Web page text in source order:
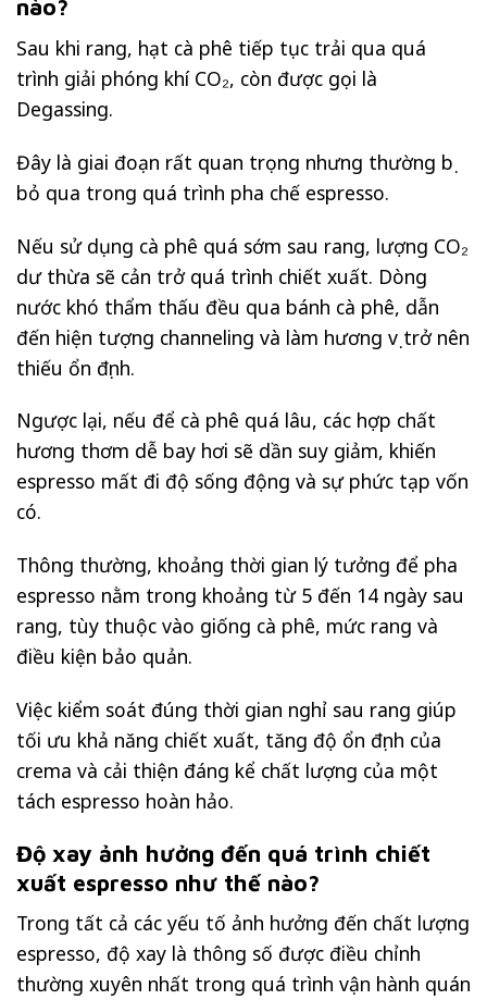
nào?
Sau khi rang, hạt cà phê tiếp tục trải qua quá
trình giải phóng khí CO₂, còn được gọi là
Degassing.
Đây là giai đoạn rất quan trọng nhưng thường bị
bỏ qua trong quá trình pha chế espresso.
Nếu sử dụng cà phê quá sớm sau rang, lượng CO₂
dư thừa sẽ cản trở quá trình chiết xuất. Dòng
nước khó thẩm thấu đều qua bánh cà phê, dẫn
đến hiện tượng channeling và làm hương vị trở nên
thiếu ổn định.
Ngược lại, nếu để cà phê quá lâu, các hợp chất
hương thơm dễ bay hơi sẽ dần suy giảm, khiến
espresso mất đi độ sống động và sự phức tạp vốn
có.
Thông thường, khoảng thời gian lý tưởng để pha
espresso nằm trong khoảng từ 5 đến 14 ngày sau
rang, tùy thuộc vào giống cà phê, mức rang và
điều kiện bảo quản.
Việc kiểm soát đúng thời gian nghỉ sau rang giúp
tối ưu khả năng chiết xuất, tăng độ ổn định của
crema và cải thiện đáng kể chất lượng của một
tách espresso hoàn hảo.
Độ xay ảnh hưởng đến quá trình chiết
xuất espresso như thế nào?
Trong tất cả các yếu tố ảnh hưởng đến chất lượng
espresso, độ xay là thông số được điều chỉnh
thường xuyên nhất trong quá trình vận hành quán